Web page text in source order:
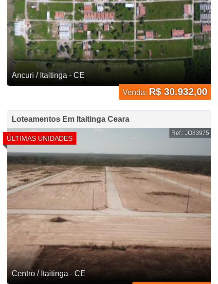
Ancuri / Itaitinga - CE
Venda: R$ 30.932,00
Loteamentos Em Itaitinga Ceara
ÚLTIMAS UNIDADES
Ref.: JO83975
Centro / Itaitinga - CE